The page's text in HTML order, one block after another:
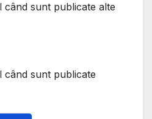
când sunt publicate alte
când sunt publicate